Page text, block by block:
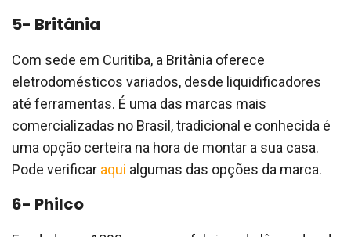
5- Britânia
Com sede em Curitiba, a Britânia oferece
eletrodomésticos variados, desde liquidificadores
até ferramentas. É uma das marcas mais
comercializadas no Brasil, tradicional e conhecida é
uma opção certeira na hora de montar a sua casa.
Pode verificar aqui algumas das opções da marca.
6- Philco